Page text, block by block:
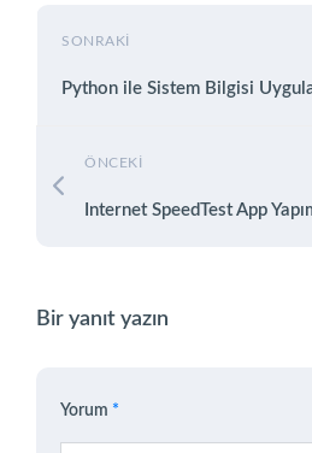
SONRAKI
Python ile Sistem Bilgisi
ÖNCEKI
Internet SpeedTest App
Bir yanıt yazın
Yorum *